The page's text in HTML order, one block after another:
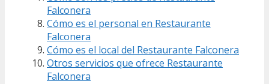
Falconera
Cómo es el personal en Restaurante
Falconera
Cómo es el local del Restaurante Falconera
Otros servicios que ofrece Restaurante
Falconera